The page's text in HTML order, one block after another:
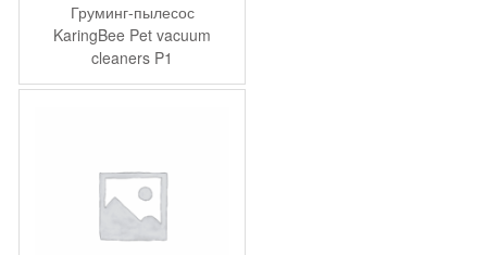
Груминг-пылесос
KaringBee Pet vacuum
cleaners P1